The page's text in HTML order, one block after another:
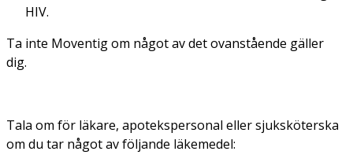
HIV.
Ta inte Moventig om något av det ovanstående gäller
dig.
Tala om för läkare, apotekspersonal eller sjuksköterska
om du tar något av följande läkemedel: